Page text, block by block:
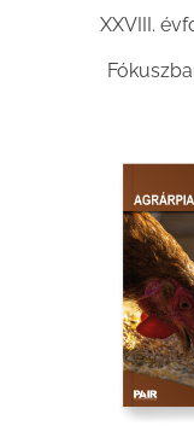
XXVIII.